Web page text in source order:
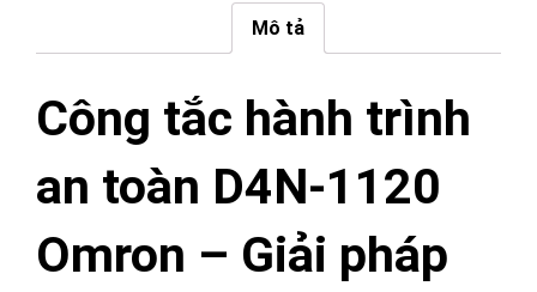
Mô tả
Công tắc hành trình
an toàn D4N-1120
Omron – Giải pháp